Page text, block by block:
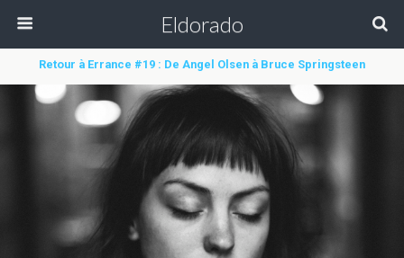
Eldorado
Retour à Errance #19 : De Angel Olsen à Bruce Springsteen